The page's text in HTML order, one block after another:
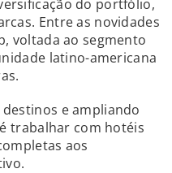
do portfólio,
Entre as novidades
voltada ao segmento
latino-americana
e ampliando
trabalhar com hotéis
aos